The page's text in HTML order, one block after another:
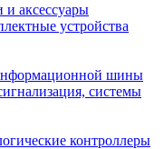
аксессуары
устройства
шины
системы
контроллеры